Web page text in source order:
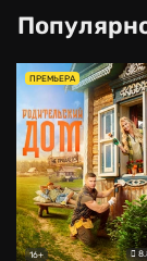
16+
ПРЕМЬЕРА